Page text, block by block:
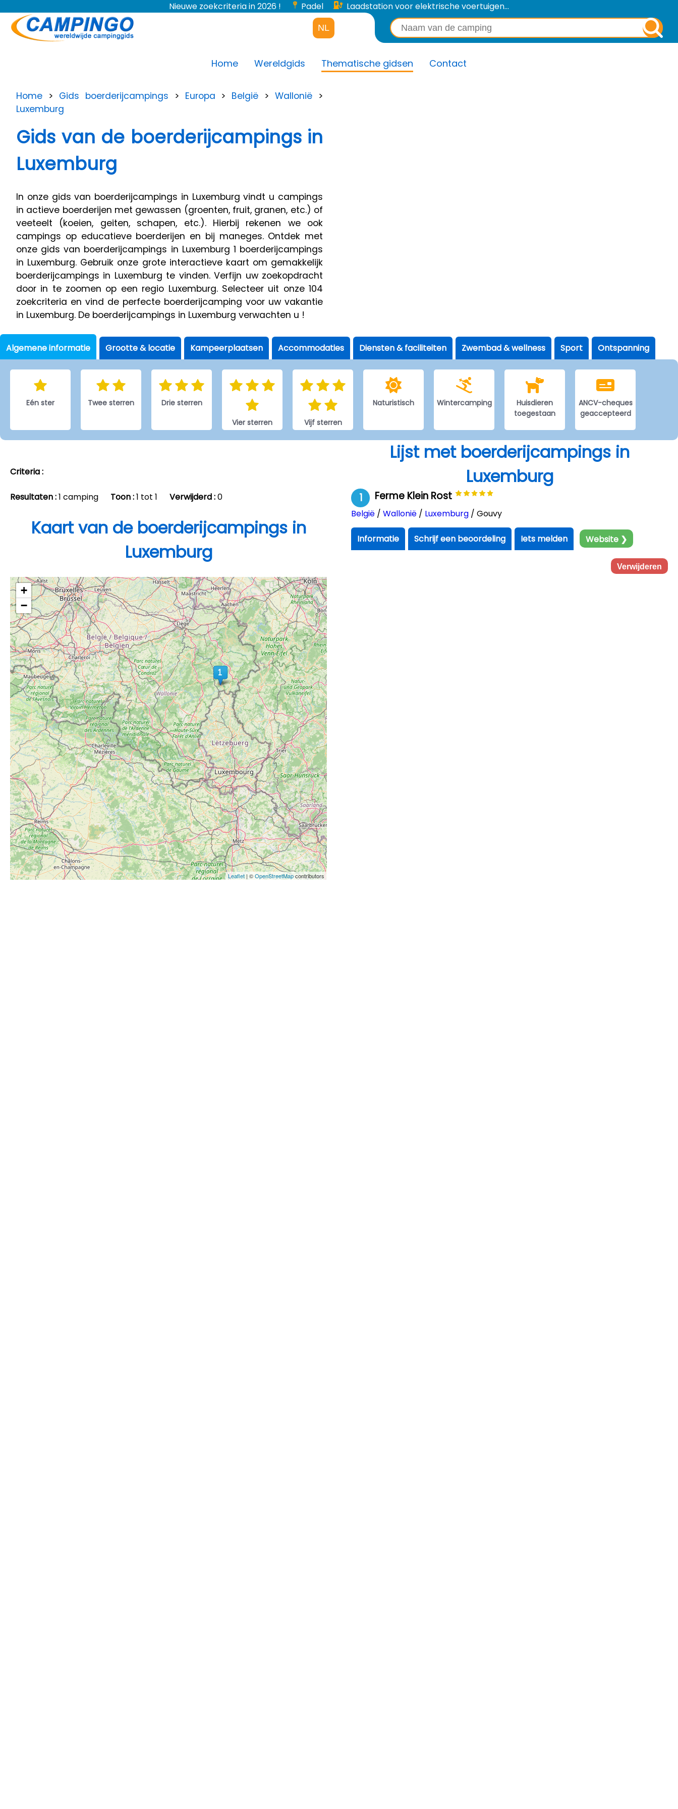
Nieuwe zoekcriteria in 2026 ! Padel Laadstation voor elektrische voertuigen...
Home Wereldgids Thematische gidsen Contact
NL
Home > Gids boerderijcampings > Europa > België >Wallonië >
Luxemburg
Gids van de boerderijcampings in
Luxemburg
In onze gids van boerderijcampings in Luxemburg vindt u campings
in actieve boerderijen met gewassen (groenten, fruit, granen, etc.) of
veeteelt (koeien, geiten, schapen, etc.). Hierbij rekenen we ook
campings op educatieve boerderijen en bij maneges. Ontdek met
onze gids van boerderijcampings in Luxemburg 1 boerderijcampings
in Luxemburg. Gebruik onze grote interactieve kaart om gemakkelijk
boerderijcampings in Luxemburg te vinden. Verfijn uw zoekopdracht
door in te zoomen op een regio Luxemburg. Selecteer uit onze 104
zoekcriteria en vind de perfecte boerderijcamping voor uw vakantie
in Luxemburg. De boerderijcampings in Luxemburg verwachten u !
Algemene informatie
Eén ster Twee sterren
Drie sterren
Vier sterren
Vijf sterren
Naturistisch Wintercamping
Huisdieren
toegestaan
ANCV-cheques
geaccepteerd
Grootte & locatie Kampeerplaatsen Accommodaties Diensten & faciliteiten Zwembad & wellness Sport Ontspanning
Criteria :
Resultaten :1 camping Toon :1 tot 1 Verwijderd :0
Kaart van de boerderijcampings in
Luxemburg
+
−
Leaflet | ©OpenStreetMapcontributors
Lijst met boerderijcampings in
Luxemburg
1 Ferme Klein Rost
België / Wallonië / Luxemburg / Gouvy
Informatie Schrijf een beoordeling Iets melden Website ❯
Verwijderen